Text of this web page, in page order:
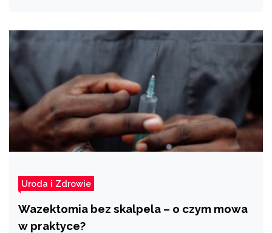
Uroda i Zdrowie
Wazektomia bez skalpela – o czym mowa
w praktyce?